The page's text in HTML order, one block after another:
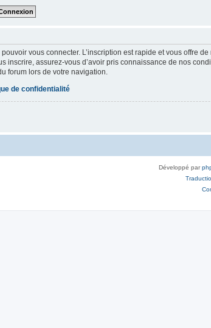
vous connecter. L’inscription est rapide et vous offre
inscrire, assurez-vous d’avoir pris connaissance de nos
forum lors de votre navigation.
de confidentialité
Développé par